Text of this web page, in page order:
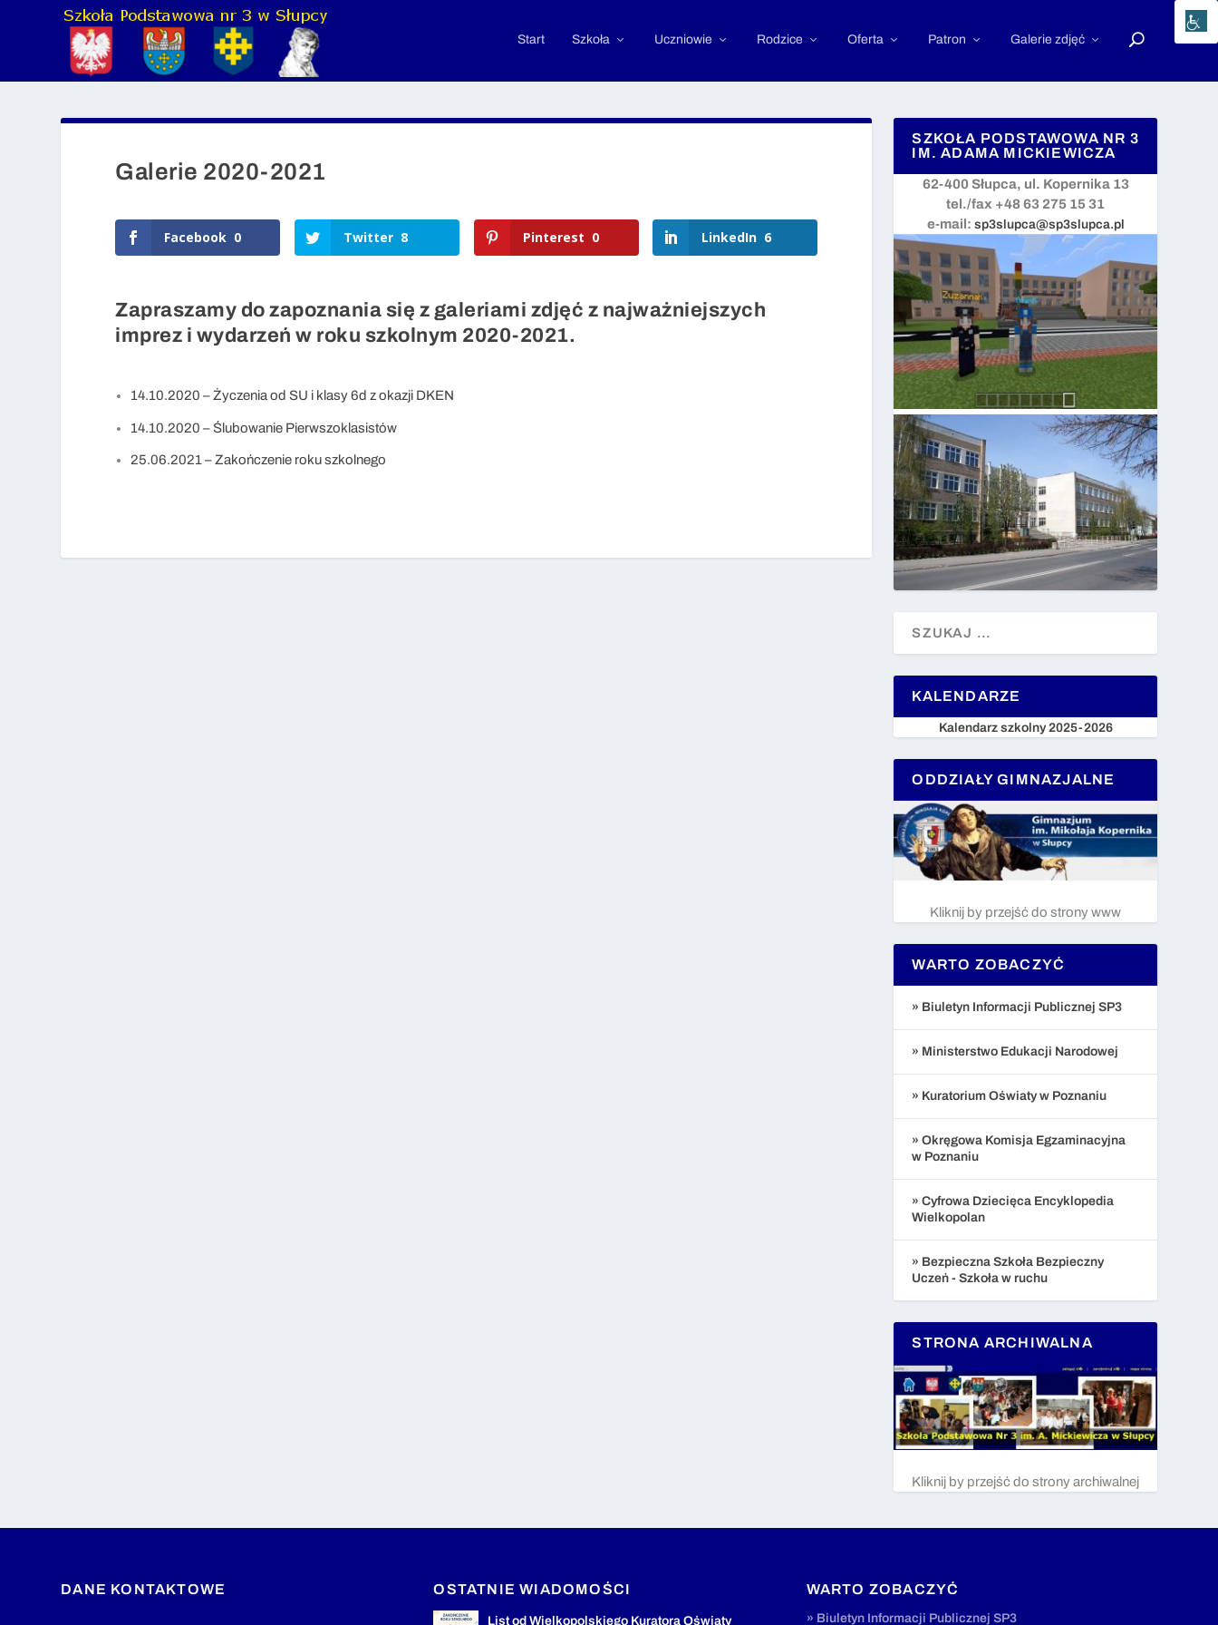
Start Szkoła Uczniowie Rodzice Oferta Patron Galerie zdjęć
Galerie 2020-2021
Facebook 0 Twitter 8 Pinterest 0 LinkedIn 6
Zapraszamy do zapoznania się z galeriami zdjęć z najważniejszych
imprez i wydarzeń w roku szkolnym 2020-2021.
14.10.2020 – Życzenia od SU i klasy 6d z okazji DKEN
14.10.2020 – Ślubowanie Pierwszoklasistów
25.06.2021 – Zakończenie roku szkolnego
SZKOŁA PODSTAWOWA NR 3
IM. ADAMA MICKIEWICZA
62-400 Słupca, ul. Kopernika 13
tel./fax +48 63 275 15 31
e-mail: sp3slupca@sp3slupca.pl
KALENDARZE
Kalendarz szkolny 2025-2026
ODDZIAŁY GIMNAZJALNE
Kliknij by przejść do strony www
WARTO ZOBACZYĆ
» Biuletyn Informacji Publicznej SP3
» Ministerstwo Edukacji Narodowej
» Kuratorium Oświaty w Poznaniu
» Okręgowa Komisja Egzaminacyjna
w Poznaniu
» Cyfrowa Dziecięca Encyklopedia
Wielkopolan
» Bezpieczna Szkoła Bezpieczny
Uczeń - Szkoła w ruchu
STRONA ARCHIWALNA
Kliknij by przejść do strony archiwalnej
DANE KONTAKTOWE OSTATNIE WIADOMOŚCI
List od Wielkopolskiego Kuratora Oświaty
WARTO ZOBACZYĆ
» Biuletyn Informacji Publicznej SP3